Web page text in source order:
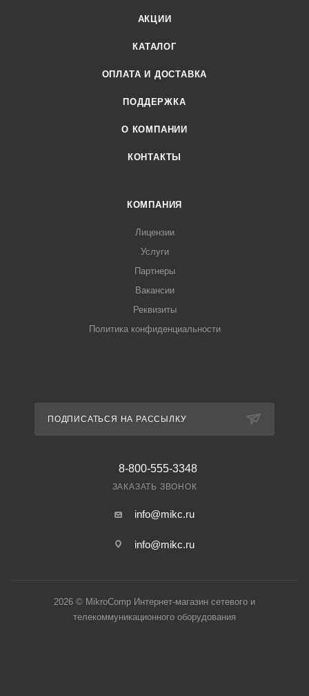
АКЦИИ
КАТАЛОГ
ОПЛАТА И ДОСТАВКА
ПОДДЕРЖКА
О КОМПАНИИ
КОНТАКТЫ
КОМПАНИЯ
Лицензии
Услуги
Партнеры
Вакансии
Реквизиты
Политика конфиденциальности
ПОДПИСАТЬСЯ НА РАССЫЛКУ
8-800-555-3348
ЗАКАЗАТЬ ЗВОНОК
info@mikc.ru
info@mikc.ru
2026 © MikroComp Интернет-магазин сетевого и
телекоммуникационного оборудования